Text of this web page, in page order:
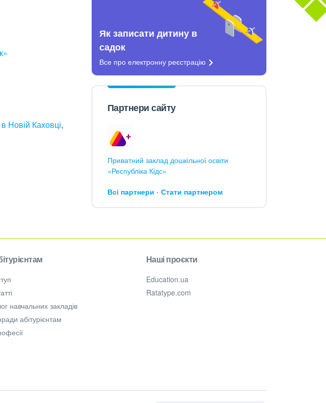
Новій Каховці,
Як записати дитину в
садок
Все про електронну реєстрацію
Партнери сайту
Приватний заклад дошкільної освіти
«Республіка Кідс»
Всі партнери Стати партнером
навчальних закладів
абітурієнтам
Наші проєкти
Education.ua
Ratatype.com